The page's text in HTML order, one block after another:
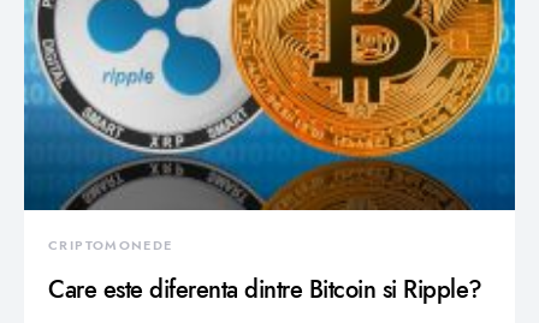
CRIPTOMONEDE
Care este diferenta dintre Bitcoin si Ripple?